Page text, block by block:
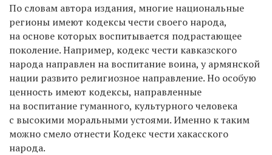
По словам автора издания, многие национальные
регионы имеют кодексы чести своего народа,
на основе которых воспитывается подрастающее
поколение. Например, кодекс чести кавказского
народа направлен на воспитание воина, у армянской
нации развито религиозное направление. Но особую
ценность имеют кодексы, направленные
на воспитание гуманного, культурного человека
с высокими моральными устоями. Именно к таким
можно смело отнести Кодекс чести хакасского
народа.